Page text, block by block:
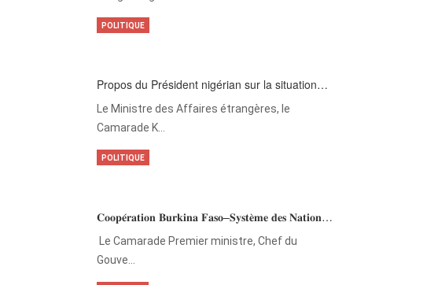
Propos du Président nigérian sur la situation…
Le Ministre des Affaires étrangères, le
Camarade K…
POLITIQUE
𝐂𝐨𝐨𝐩𝐞́𝐫𝐚𝐭𝐢𝐨𝐧 𝐁𝐮𝐫𝐤𝐢𝐧𝐚 𝐅𝐚𝐬𝐨–𝐒𝐲𝐬𝐭𝐞̀𝐦𝐞 𝐝𝐞𝐬 𝐍𝐚𝐭𝐢𝐨𝐧…
‎Le Camarade Premier ministre, Chef du
Gouve…
POLITIQUE